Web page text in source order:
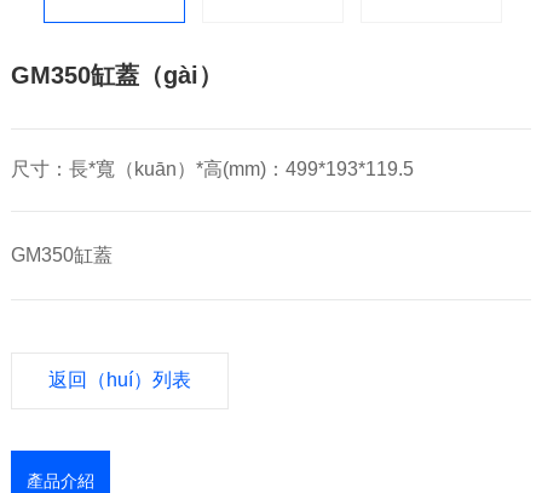
GM350缸蓋（gài）
尺寸：長*寬（kuān）*高(mm)：499*193*119.5
GM350缸蓋
返回（huí）列表
產品介紹